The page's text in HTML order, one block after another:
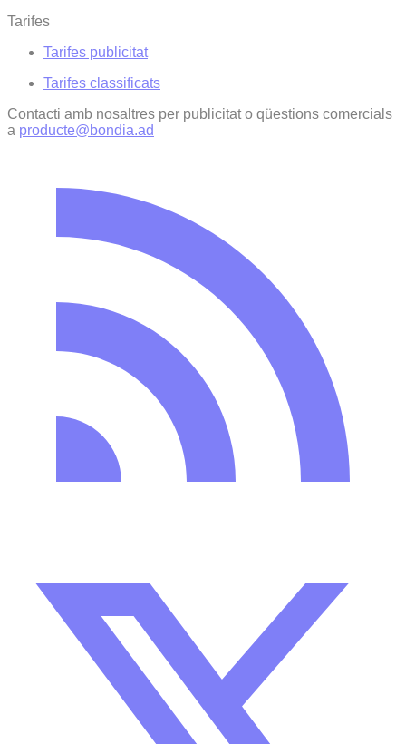
Tarifes
Tarifes publicitat
Tarifes classificats
Contacti amb nosaltres per publicitat o qüestions comercials
a producte@bondia.ad